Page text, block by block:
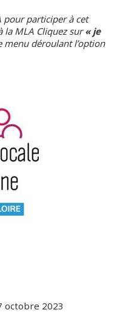
pour participer à cet
la MLA Cliquez sur« je
déroulant l’option
octobre 2023